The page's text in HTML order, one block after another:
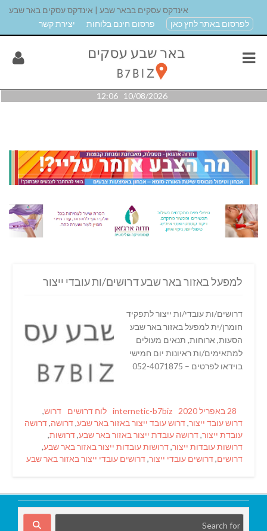
אינדקס עסקים בבאר שבע | אינדקס עסקים באר שבע
לפרסום באתר לחץ כאן
פרסום חינם בלוחות יצירת קשר
10/08/2026 12:06
למפעל באזור באר שבע דרושים/ות עובדי ייצור
דרושים/ות עובדי/ות ייצור לתפקיד
חומרן/ית למפעל באזור באר שבע
הסעות, ארוחות, תנאים מעולים
למתאימים/ות ראיונות יום חמישי
בוידאו לפרטים – 052-4071875
Posted
on
28 באפריל 2020 Author
internetic-b7biz
Categories
לוח דרושים Tags
דרוש,
דרוש עובד ייצור,דרוש עובד ייצור באזור באר שבע,דרושה,דרושה
עובדת ייצור,דרושה עובדת ייצור באזור באר שבע,דרושות,
דרושות עובדות ייצור,דרושות עובדות ייצור באזור באר שבע,
דרושים,דרושים עובדי ייצור,דרושים עובדי ייצור באזור באר שבע